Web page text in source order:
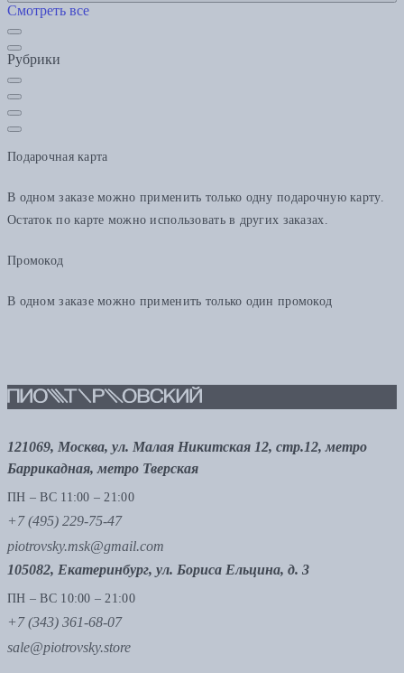
Смотреть все
Рубрики
Подарочная карта
В одном заказе можно применить только одну подарочную карту.
Остаток по карте можно использовать в других заказах.
Промокод
В одном заказе можно применить только один промокод
121069, Москва, ул. Малая Никитская 12, стр.12, метро
Баррикадная, метро Тверская
ПН – ВС 11:00 – 21:00
+7 (495) 229-75-47
piotrovsky.msk@gmail.com
105082, Екатеринбург, ул. Бориса Ельцина, д. 3
ПН – ВС 10:00 – 21:00
+7 (343) 361-68-07
sale@piotrovsky.store